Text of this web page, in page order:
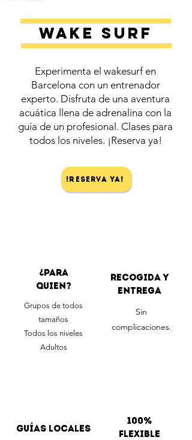
Wake Surf
Experimenta el wakesurf en
Barcelona con un entrenador
experto. Disfruta de una aventura
acuática llena de adrenalina con la
guía de un profesional. Clases para
todos los niveles. ¡Reserva ya!
!Reserva ya!
¿Para
quien?
Grupos de todos
tamaños
Todos los niveles
Adultos
Recogida y
entrega
Sin
complicaciones.
Guías locales
100%
Flexible